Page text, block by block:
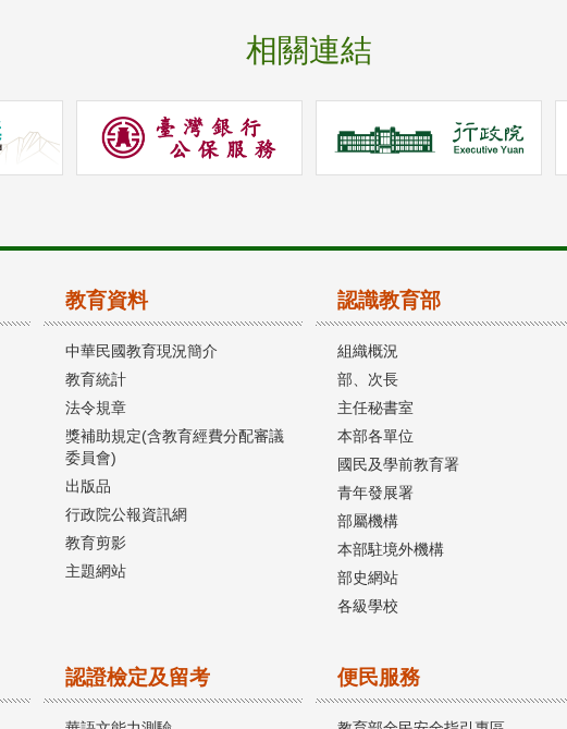
相關連結
教育資料
中華民國教育現況簡介
教育統計
法令規章
獎補助規定(含教育經費分配審議
委員會)
出版品
行政院公報資訊網
教育剪影
主題網站
認識教育部
組織概況
部、次長
主任秘書室
本部各單位
國民及學前教育署
青年發展署
部屬機構
本部駐境外機構
部史網站
各級學校
認證檢定及留考 便民服務